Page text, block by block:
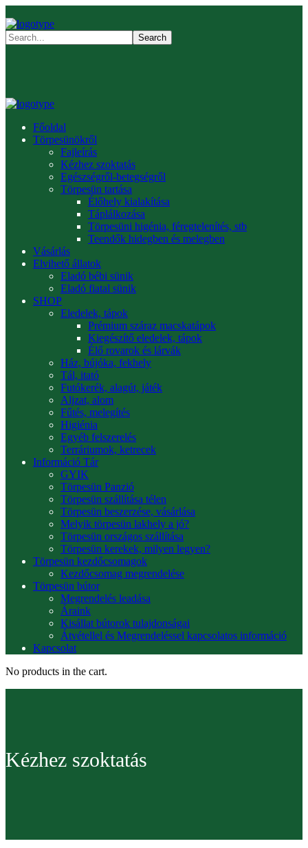
Főoldal
Törpesünökről
Fajleírás
Kézhez szoktatás
Egészségről-betegségről
Törpesün tartása
Élőhely kialakítása
Táplálkozása
Törpesüni higénia, féregtelenítés, stb
Teendők hidegben és melegben
Vásárlás
Elvihető állatok
Eladó bébi sünik
Eladó fiatal sünik
SHOP
Eledelek, tápok
Prémium száraz macskatápok
Kiegészítő eledelek, tápok
Élő rovarok és lárvák
Ház, bújóka, fekhely
Tál, itató
Futókerék, alagút, játék
Aljzat, alom
Fűtés, melegítés
Higiénia
Egyéb felszerelés
Terráriumok, ketrecek
Információ Tár
GYIK
Törpesün Panzió
Törpesün szállítása télen
Törpesün beszerzése, vásárlása
Melyik törpesün lakhely a jó?
Törpesün országos szállítása
Törpesün kerekek, milyen legyen?
Törpesün kezdőcsomagok
Kezdőcsomag megrendelése
Törpesün bútor
Megrendelés leadása
Áraink
Kisállat bútorok tulajdonságai
Átvétellel és Megrendeléssel kapcsolatos információ
Kapcsolat
No products in the cart.
Kézhez szoktatás